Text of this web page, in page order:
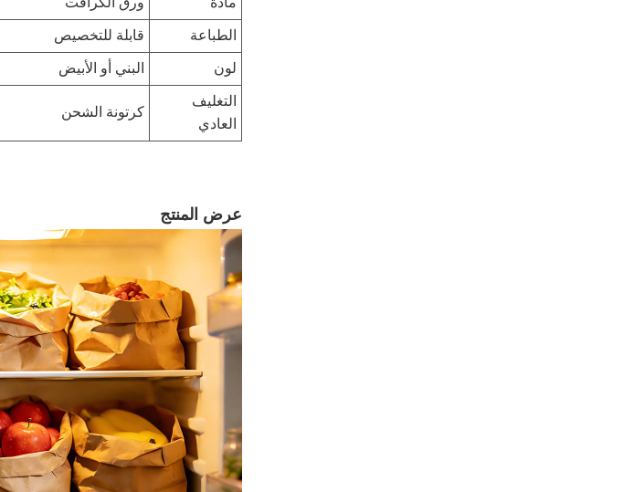
الطباعة
قابلة للتخصيص
لون
البني أو الأبيض
التغليف
العادي
كرتونة الشحن
عرض المنتج